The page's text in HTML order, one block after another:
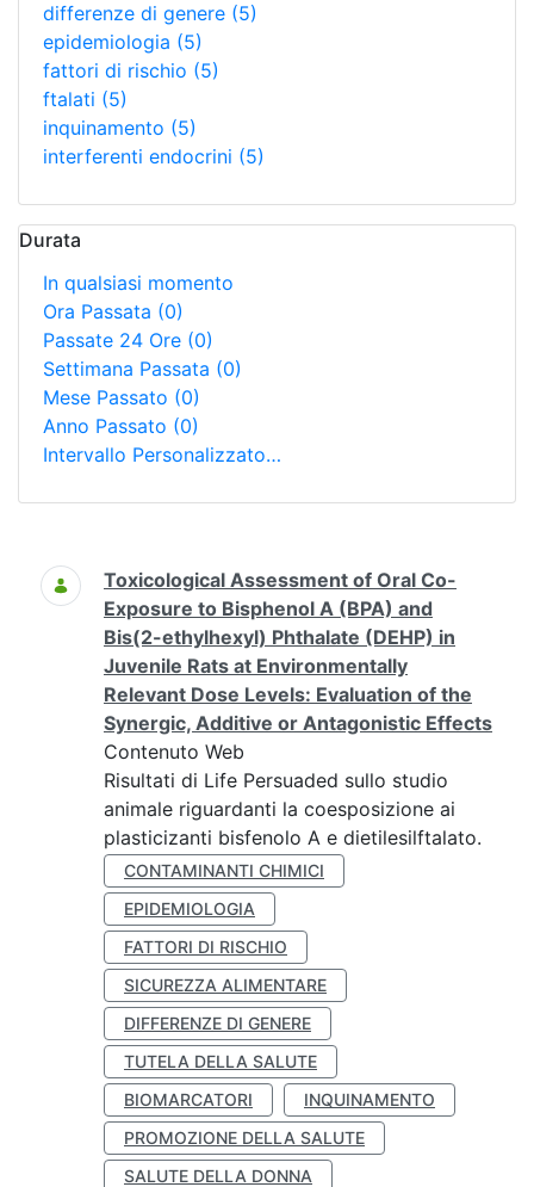
differenze di genere (5)
epidemiologia (5)
fattori di rischio (5)
ftalati (5)
inquinamento (5)
interferenti endocrini (5)
Durata
In qualsiasi momento
Ora Passata (0)
Passate 24 Ore (0)
Settimana Passata (0)
Mese Passato (0)
Anno Passato (0)
Intervallo Personalizzato…
Ricerca
Toxicological Assessment of Oral Co-
Exposure to Bisphenol A (BPA) and
Bis(2-ethylhexyl) Phthalate (DEHP) in
Juvenile Rats at Environmentally
Relevant Dose Levels: Evaluation of the
Synergic, Additive or Antagonistic Effects
Contenuto Web
Risultati di Life Persuaded sullo studio
animale riguardanti la coesposizione ai
plasticizanti bisfenolo A e dietilesilftalato.
CONTAMINANTI CHIMICI
EPIDEMIOLOGIA
FATTORI DI RISCHIO
SICUREZZA ALIMENTARE
DIFFERENZE DI GENERE
TUTELA DELLA SALUTE
BIOMARCATORI
INQUINAMENTO
PROMOZIONE DELLA SALUTE
SALUTE DELLA DONNA